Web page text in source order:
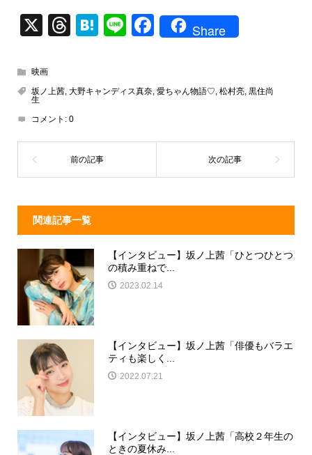
X T
a
d
s
H
n
Li F
e
o
k
Share
映画
坂ノ上茜, 大野キャンディス真奈, 愛ちゃん物語♡ 松村亮, 黒住尚
生
コメント: 0
関連記事一覧
【インタビュー】坂ノ上茜「ひとつひとつ
の積み重ねで...
2023.02.14
【インタビュー】坂ノ上茜「俳優もバラエ
ティも楽しく...
2022.07.21
【インタビュー】坂ノ上茜「高校２年生の
ときの夏休み...